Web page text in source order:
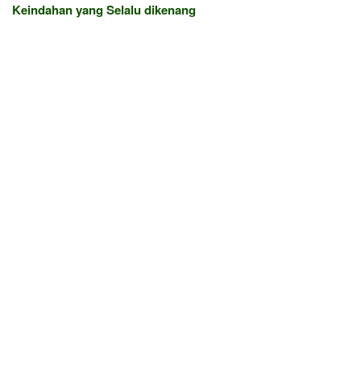
Keindahan yang Selalu dikenang